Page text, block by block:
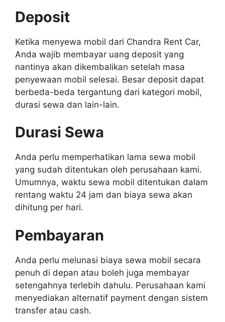
Deposit
Ketika menyewa mobil dari Chandra Rent Car,
Anda wajib membayar uang deposit yang
nantinya akan dikembalikan setelah masa
penyewaan mobil selesai. Besar deposit dapat
berbeda-beda tergantung dari kategori mobil,
durasi sewa dan lain-lain.
Durasi Sewa
Anda perlu memperhatikan lama sewa mobil
yang sudah ditentukan oleh perusahaan kami.
Umumnya, waktu sewa mobil ditentukan dalam
rentang waktu 24 jam dan biaya sewa akan
dihitung per hari.
Pembayaran
Anda perlu melunasi biaya sewa mobil secara
penuh di depan atau boleh juga membayar
setengahnya terlebih dahulu. Perusahaan kami
menyediakan alternatif payment dengan sistem
transfer atau cash.